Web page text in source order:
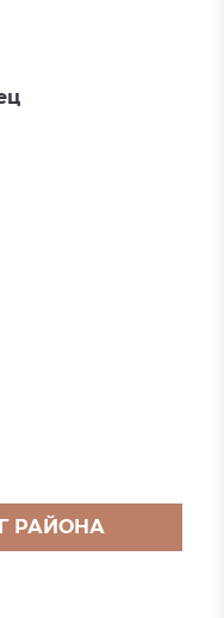
РАЙОНА